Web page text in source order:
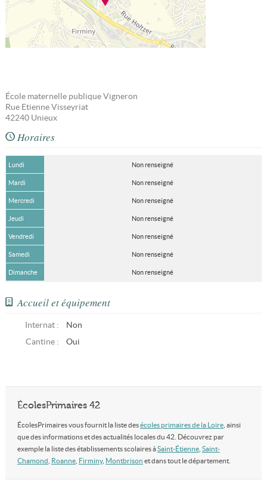
École maternelle publique Vigneron
Rue Etienne Visseyriat
42240 Unieux
Horaires
Lundi Non renseigné
Mardi Non renseigné
Mercredi Non renseigné
Jeudi Non renseigné
Vendredi Non renseigné
Samedi Non renseigné
Dimanche Non renseigné
Accueil et équipement
Internat :
Non
Cantine :
Oui
ÉcolesPrimaires 42
ÉcolesPrimaires vous fournit la liste desécoles primaires de la Loire, ainsi
que des informations et des actualités locales du 42. Découvrez par
exemple la liste des établissements scolaires àSaint-Étienne, Saint-
Chamond Roanne, Firminy, Montbrison et dans tout le département.